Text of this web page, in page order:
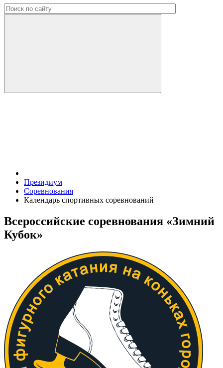
Президиум
Соревнования
Календарь спортивных соревнований
Всероссийские соревнования «Зимний
Кубок»